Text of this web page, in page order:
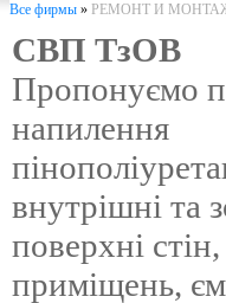
Все фирмы » РЕМОНТ И
СВП ТзОВ
Пропонуємо
напилення
внутрішні та
поверхні
приміщень,